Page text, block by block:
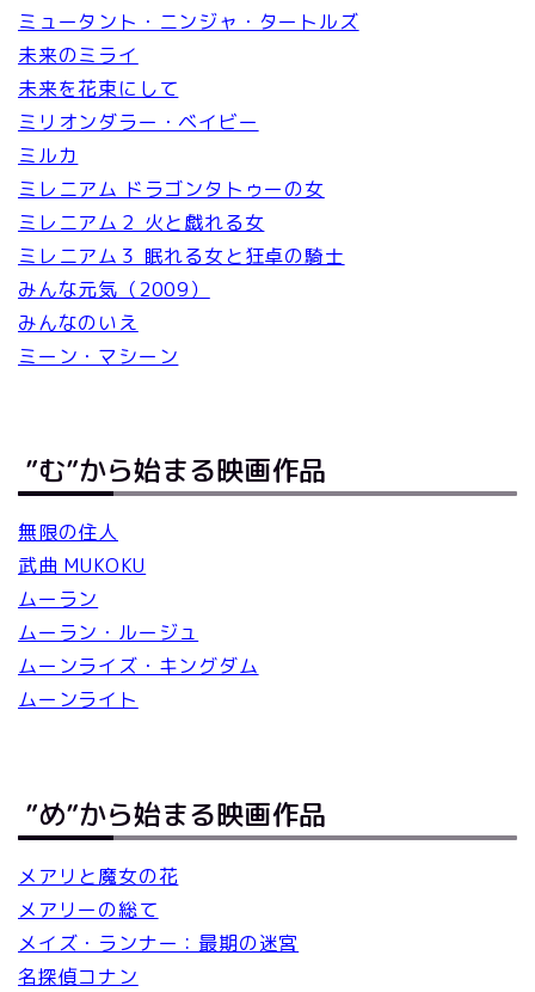
ミュータント・ニンジャ・タートルズ
未来のミライ
未来を花束にして
ミリオンダラー・ベイビー
ミルカ
ミレニアム ドラゴンタトゥーの女
ミレニアム２ 火と戯れる女
ミレニアム３ 眠れる女と狂卓の騎士
みんな元気（2009）
みんなのいえ
ミーン・マシーン
”む”から始まる映画作品
無限の住人
武曲 MUKOKU
ムーラン
ムーラン・ルージュ
ムーンライズ・キングダム
ムーンライト
”め”から始まる映画作品
メアリと魔女の花
メアリーの総て
メイズ・ランナー：最期の迷宮
名探偵コナン